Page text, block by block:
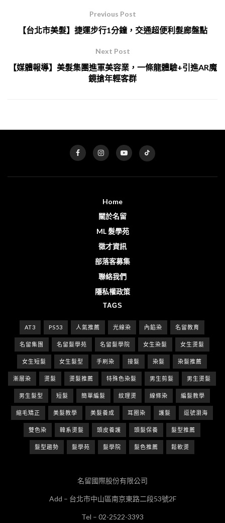
Previous Post
【台北市美髮】捷運步行1分鐘，交通超便利髮廊盤點
Next Post
【媒體報導】美髮集團進軍美容業，一條龍體驗+引進AR魔
鏡搶年輕客群
Home
關於名留
ML 髮學苑
徵才資訊
部落客募集
聯絡我們
隱私權政策
TAGS
AT3 PS53 人氣推薦 光線染 內餡染 名留教育
名留集團 名留髮學苑 名留髮學院 女生染髮 女生燙髮
女生短髮 女生髮型 手刷染 接髮 染髮 染髮推薦
漸層染 燙髮 燙髮推薦 特殊色染髮 男生剪髮 男生燙髮
男生髮型 短髮 簡單編髮 紋理燙 線條染 編髮教學
縮毛矯正 美髮教學 美髮養成 耳圈染 護髮 逗號瀏海
雙色染 韓系燙髮 頭皮養護 頭髮保養 髮型推薦
髮型趨勢 髮學苑 髮學院 髮色推薦 鬆軟燙
名留國際股份有限公司
Add – 台北市中山區南京東路二段53號2F
Tel – 02-2522-3393